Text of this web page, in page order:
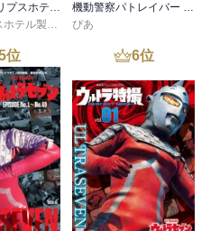
図説 アポカリプスホテル運営記録
アポカリプスホテル製作委員会
機動警察パトレイバー シバシゲオぴあ
ぴあ
位 6位